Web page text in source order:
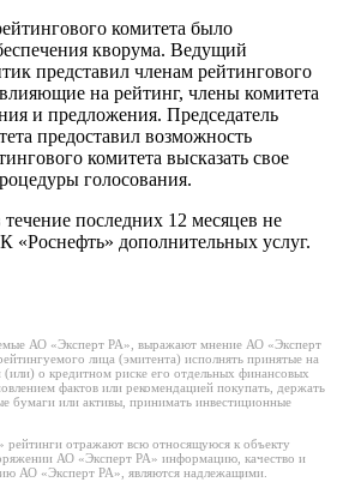
комитета было
кворума. Ведущий
представил членам рейтингового
на рейтинг, члены комитета
и предложения. Председатель
предоставил возможность
комитета высказать свое
голосования.
последних 12 месяцев не
дополнительных услуг.
АО «Эксперт РА», выражают мнение АО «Эксперт
лица (эмитента) исполнять принятые на
(или) о кредитном риске его отдельных финансовых
фактов или рекомендацией покупать, держать
бумаги или активы, принимать инвестиционные
отражают всю относящуюся к объекту
АО «Эксперт РА» информацию, качество и
АО «Эксперт РА», являются надлежащими.